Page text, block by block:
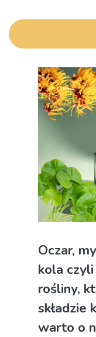
Oczar,
kola
rośliny,
składzie
warto o